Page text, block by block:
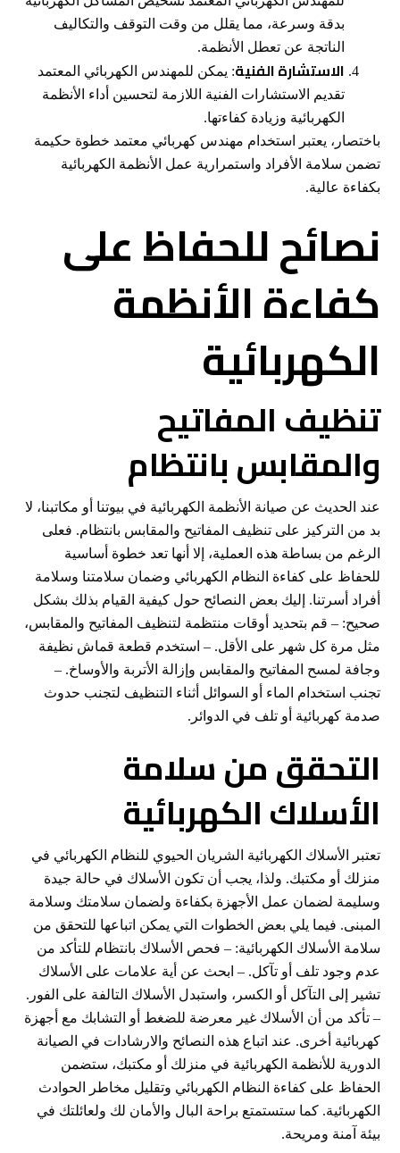
بدقة وسرعة، مما يقلل من وقت التوقف والتكاليف
الناتجة عن تعطل الأنظمة.
الاستشارة الفنية: يمكن للمهندس الكهربائي المعتمد
تقديم الاستشارات الفنية اللازمة لتحسين أداء الأنظمة
الكهربائية وزيادة كفاءتها.
باختصار، يعتبر استخدام مهندس كهربائي معتمد خطوة حكيمة
تضمن سلامة الأفراد واستمرارية عمل الأنظمة الكهربائية
بكفاءة عالية.
نصائح للحفاظ على
كفاءة الأنظمة
الكهربائية
تنظيف المفاتيح
والمقابس بانتظام
عند الحديث عن صيانة الأنظمة الكهربائية في بيوتنا أو مكاتبنا، لا
بد من التركيز على تنظيف المفاتيح والمقابس بانتظام. فعلى
الرغم من بساطة هذه العملية، إلا أنها تعد خطوة أساسية
للحفاظ على كفاءة النظام الكهربائي وضمان سلامتنا وسلامة
أفراد أسرتنا. إليك بعض النصائح حول كيفية القيام بذلك بشكل
صحيح: – قم بتحديد أوقات منتظمة لتنظيف المفاتيح والمقابس،
مثل مرة كل شهر على الأقل. – استخدم قطعة قماش نظيفة
وجافة لمسح المفاتيح والمقابس وإزالة الأتربة والأوساخ. –
تجنب استخدام الماء أو السوائل أثناء التنظيف لتجنب حدوث
صدمة كهربائية أو تلف في الدوائر.
التحقق من سلامة
الأسلاك الكهربائية
تعتبر الأسلاك الكهربائية الشريان الحيوي للنظام الكهربائي في
منزلك أو مكتبك. ولذا، يجب أن تكون الأسلاك في حالة جيدة
وسليمة لضمان عمل الأجهزة بكفاءة ولضمان سلامتك وسلامة
المبنى. فيما يلي بعض الخطوات التي يمكن اتباعها للتحقق من
سلامة الأسلاك الكهربائية: – فحص الأسلاك بانتظام للتأكد من
عدم وجود تلف أو تآكل. – ابحث عن أية علامات على الأسلاك
تشير إلى التآكل أو الكسر، واستبدل الأسلاك التالفة على الفور.
– تأكد من أن الأسلاك غير معرضة للضغط أو التشابك مع أجهزة
كهربائية أخرى. عند اتباع هذه النصائح والارشادات في الصيانة
الدورية للأنظمة الكهربائية في منزلك أو مكتبك، ستضمن
الحفاظ على كفاءة النظام الكهربائي وتقليل مخاطر الحوادث
الكهربائية. كما ستستمتع براحة البال والأمان لك ولعائلتك في
بيئة آمنة ومريحة.